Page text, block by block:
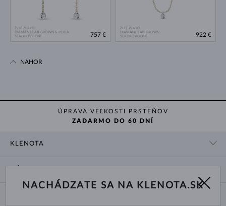
ŽLTÉ ZLATO
DIAMANT LAB GROWN & PERLA
SLADKOVODNÉ
757 €
ŽLTÉ ZLATO
DIAMANT LAB GROWN
SLADKOVODNÉ
922 €
NAHOR
ÚPRAVA VEĽKOSTI PRSTEŇOV
ZADARMO DO 60 DNÍ
KLENOTA
O NÁS
DODANIE A PLATBA ZA TOVAR
NACHÁDZATE SA NA KLENOTA.SK